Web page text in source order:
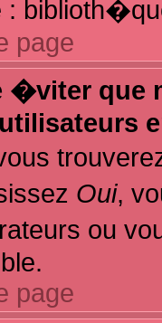
:
page
�viter que
Oui,
ou
page